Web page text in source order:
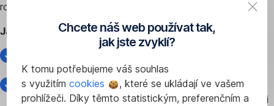
ročně a úroky s roční úrokovou sazbou 1%.
Jak získat prémii?
uzavřena nejpozději den před jejich 23. narozeninami).
Datum ukončení akce je stanoven na 30. 9. 2020.
Smlouvy uzavřené do tohoto data mají nárok na prémii
Chcete náš web používat tak,
jak jste zvyklí?
K tomu potřebujeme váš souhlas
s využitím cookies
, které se ukládají ve vašem
prohlížeči. Díky těmto statistickým, preferenčním a